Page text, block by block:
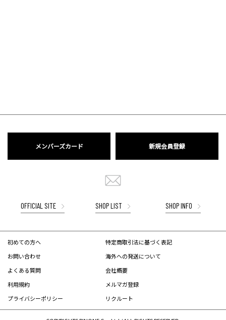
メンバーズカード 新規会員登録
OFFICIAL SITE SHOP LIST SHOP INFO
初めての方へ
お問い合わせ
よくある質問
利用規約
プライバシーポリシー
特定商取引法に基づく表記
海外への発送について
会社概要
メルマガ登録
リクルート